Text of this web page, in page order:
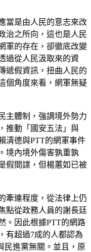
當是由人民的意志來改
治之所向，這也是人民
軍的存在，卻徹底改變
過從人民汲取來的資
遞假資訊，扭曲人民的
個角度來看，網軍無疑
主體制，強調境外勢力
推動「國安五法」與
清德與PTT的網軍事件
境內境外傷害孰重孰
假間諜，但楊蕙如已被
牽連程度，從法律上仍
點從政務人員的謝長廷
。因此根據PTT的網路
有超過7成的人都認為
民進黨無關。並且，原